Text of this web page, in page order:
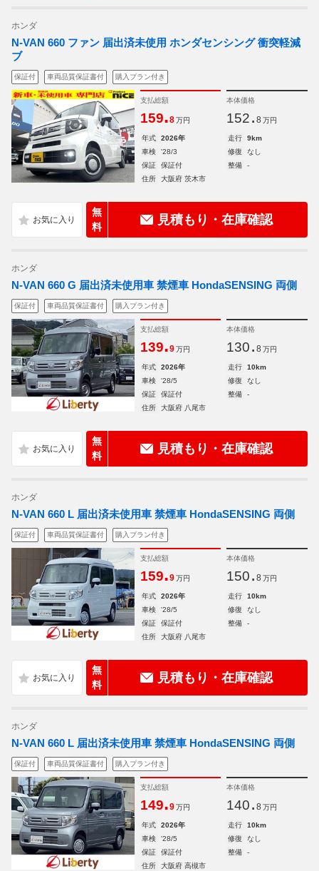
ホンダ
N-VAN 660 ファン 届出済未使用 ホンダセンシング 衝突軽減
ブ
保証付 車両品質保証書付 購入プラン付き
支払総額
159.8 万円
本体価格
152. 8 万円
年式 2026年 走行
9km
車検
'28/3 修復
なし
保証
保証付 整備
-
住所
大阪府 茨木市
無
料
見積もり・在庫確認
ホンダ
N-VAN 660 G 届出済未使用車 禁煙車 HondaSENSING 両側
保証付 車両品質保証書付 購入プラン付き
支払総額
139.9 万円
本体価格
130. 8 万円
年式 2026年 走行
10km
車検
'28/5 修復
なし
保証
保証付 整備
-
住所
大阪府 八尾市
無
料
見積もり・在庫確認
ホンダ
N-VAN 660 L 届出済未使用車 禁煙車 HondaSENSING 両側
保証付 車両品質保証書付 購入プラン付き
支払総額
159.9 万円
本体価格
150. 8 万円
年式 2026年 走行
10km
車検
'28/5 修復
なし
保証
保証付 整備
-
住所
大阪府 八尾市
無
料
見積もり・在庫確認
ホンダ
N-VAN 660 L 届出済未使用車 禁煙車 HondaSENSING 両側
保証付 車両品質保証書付 購入プラン付き
支払総額
149.9 万円
本体価格
140. 8 万円
年式 2026年 走行
10km
車検
'28/5 修復
なし
保証
保証付 整備
-
住所
大阪府 高槻市